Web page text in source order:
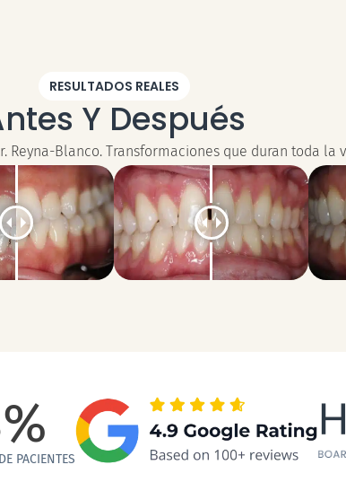
RESULTADOS REALES
Y Después
Reyna-Blanco. Transformaciones que duran toda la
PACIENTES
%